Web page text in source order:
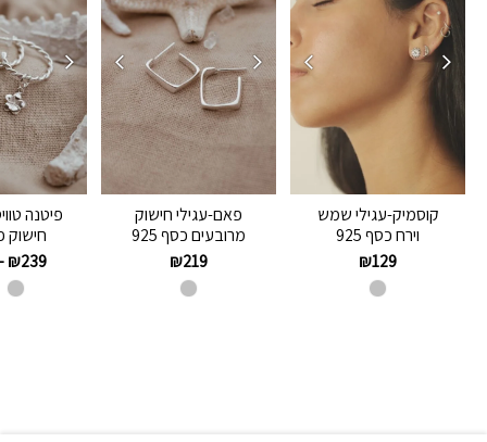
קוסמיק-עגילי שמש
וירח כסף 925
₪129
פאם-עגילי חישוק
מרובעים כסף 925
₪219
פיטנה
חישוק
₪239